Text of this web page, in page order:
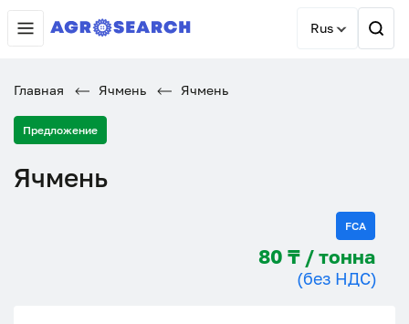
Rus
Главная Ячмень Ячмень
Предложение
Ячмень
FCA
80 ₸ / тонна
(без НДС)